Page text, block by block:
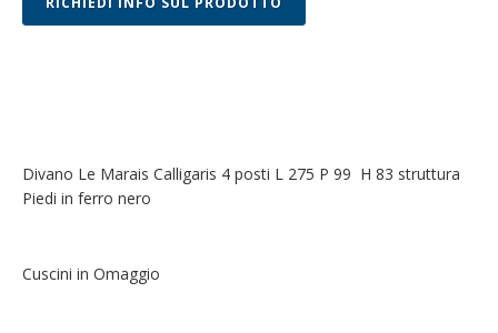
Divano Le Marais Calligaris 4 posti L 275 P 99 H 83 struttura
Piedi in ferro nero
Cuscini in Omaggio